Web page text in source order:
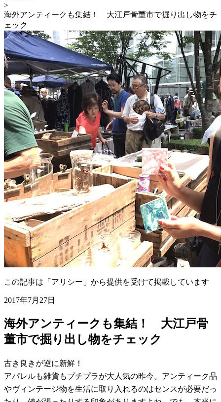
>
海外アンティークも集結！ 大江戸骨董市で掘り出し物をチ
ェック
この記事は「アリシー」から提供を受けて掲載しています
2017年7月27日
海外アンティークも集結！ 大江戸骨
董市で掘り出し物をチェック
古き良きが逆に新鮮！
アパレルも雑貨もプチプラが大人気の昨今。アンティーク品
やヴィンテージ物を生活に取り入れるのはセンスが必要だっ